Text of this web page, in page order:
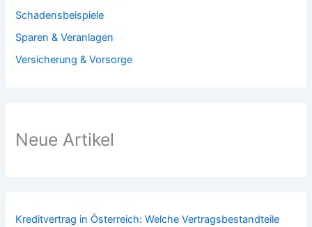
Schadensbeispiele
Sparen & Veranlagen
Versicherung & Vorsorge
Neue Artikel
Kreditvertrag in Österreich: Welche Vertragsbestandteile